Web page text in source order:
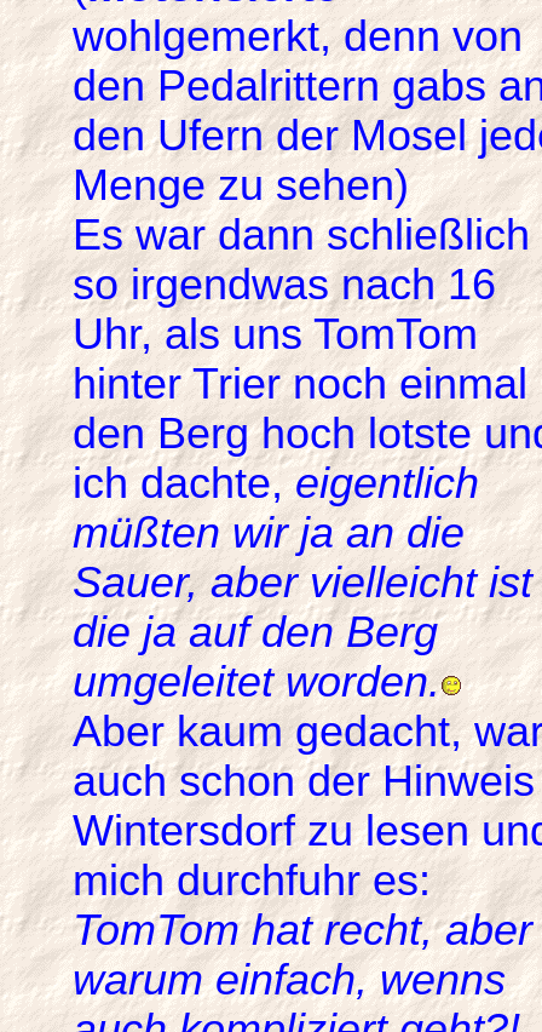
wohlgemerkt, denn von
den Pedalrittern gabs
den Ufern der Mosel
Menge zu sehen)
Es war dann schließlich
so irgendwas nach 16
Uhr, als uns TomTom
hinter Trier noch einmal
den Berg hoch lotste
ich dachte,eigentlich
müßten wir ja an die
Sauer, aber vielleicht ist
die ja auf den Berg
umgeleitet worden.
Aber kaum gedacht,
auch schon der Hinweis
Wintersdorf zu lesen
mich durchfuhr es:
TomTom hat recht, aber
warum einfach, wenns